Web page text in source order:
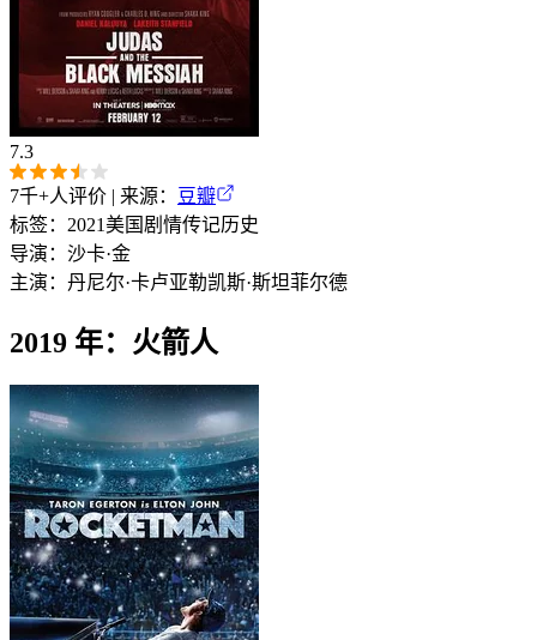
7.3
7千+人评价 | 来源：
豆瓣
标签： 2021美国 剧情传记历史
导演： 沙卡·金
主演： 丹尼尔·卡卢亚勒凯斯·斯坦菲尔德
2019 年：火箭人